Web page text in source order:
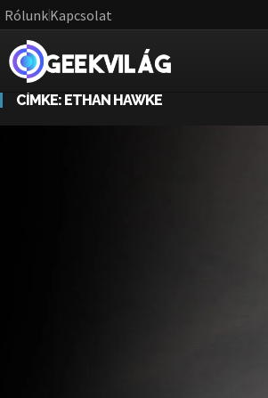
RólunkKapcsolat
CÍMKE: ETHAN HAWKE